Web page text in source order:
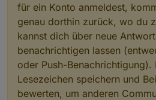
für ein Konto anmeldest,
genau dorthin zurück, wo du
kannst dich über neue
benachrichtigen lassen
oder Push-Benachrichtigung).
Lesezeichen speichern und
bewerten, um anderen